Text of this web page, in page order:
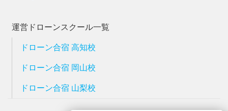
運営ドローンスクール一覧
ドローン合宿 高知校
ドローン合宿 岡山校
ドローン合宿 山梨校